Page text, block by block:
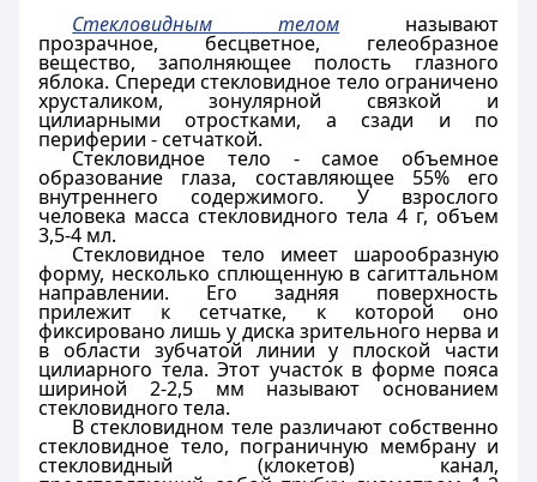
Стекловидным телом называют
прозрачное, бесцветное, гелеобразное
вещество, заполняющее полость глазного
яблока. Спереди стекловидное тело ограничено
хрусталиком, зонулярной связкой и
цилиарными отростками, а сзади и по
периферии - сетчаткой.
Стекловидное тело - самое объемное
образование глаза, составляющее 55% его
внутреннего содержимого. У взрослого
человека масса стекловидного тела 4 г, объем
3,5-4 мл.
Стекловидное тело имеет шарообразную
форму, несколько сплющенную в сагиттальном
направлении. Его задняя поверхность
прилежит к сетчатке, к которой оно
фиксировано лишь у диска зрительного нерва и
в области зубчатой линии у плоской части
цилиарного тела. Этот участок в форме пояса
шириной 2-2,5 мм называют основанием
стекловидного тела.
В стекловидном теле различают собственно
стекловидное тело, пограничную мембрану и
стекловидный (клокетов) канал,